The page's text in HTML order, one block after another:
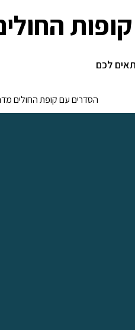
לכם